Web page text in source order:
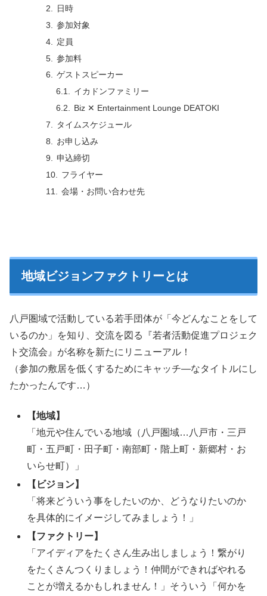
日時
参加対象
定員
参加料
ゲストスピーカー
イカドンファミリー
Biz ✕ Entertainment Lounge DEATOKI
タイムスケジュール
お申し込み
申込締切
フライヤー
会場・お問い合わせ先
地域ビジョンファクトリーとは
八戸圏域で活動している若手団体が「今どんなことをして
いるのか」を知り、交流を図る『若者活動促進プロジェク
ト交流会』が名称を新たにリニューアル！
（参加の敷居を低くするためにキャッチ―なタイトルにし
たかったんです…）
【地域】
「地元や住んでいる地域（八戸圏域…八戸市・三戸
町・五戸町・田子町・南部町・階上町・新郷村・お
いらせ町）」
【ビジョン】
「将来どういう事をしたいのか、どうなりたいのか
を具体的にイメージしてみましょう！」
【ファクトリー】
「アイディアをたくさん生み出しましょう！繋がり
をたくさんつくりましょう！仲間ができればやれる
ことが増えるかもしれません！」そういう「何かを